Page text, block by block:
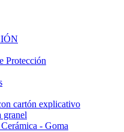
Protección
cartón explicativo
granel
- Goma